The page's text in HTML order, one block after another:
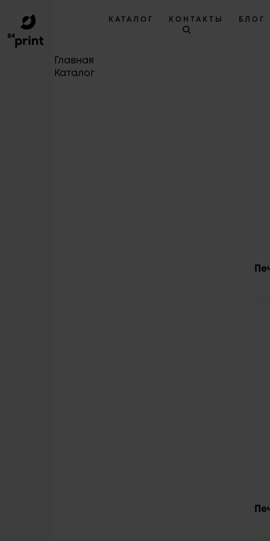
КАТАЛОГ КОНТАКТЫ БЛОГ
Главная
Каталог